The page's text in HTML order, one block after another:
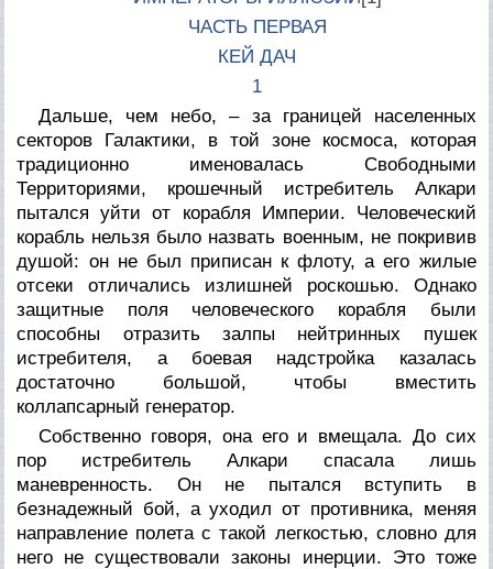
ЧАСТЬ ПЕРВАЯ
КЕЙ ДАЧ
1
Дальше, чем небо, – за границей населенных
секторов Галактики, в той зоне космоса, которая
традиционно именовалась Свободными
Территориями, крошечный истребитель Алкари
пытался уйти от корабля Империи. Человеческий
корабль нельзя было назвать военным, не покривив
душой: он не был приписан к флоту, а его жилые
отсеки отличались излишней роскошью. Однако
защитные поля человеческого корабля были
способны отразить залпы нейтринных пушек
истребителя, а боевая надстройка казалась
достаточно большой, чтобы вместить
коллапсарный генератор.
Собственно говоря, она его и вмещала. До сих
пор истребитель Алкари спасала лишь
маневренность. Он не пытался вступить в
безнадежный бой, а уходил от противника, меняя
направление полета с такой легкостью, словно для
него не существовали законы инерции. Это тоже